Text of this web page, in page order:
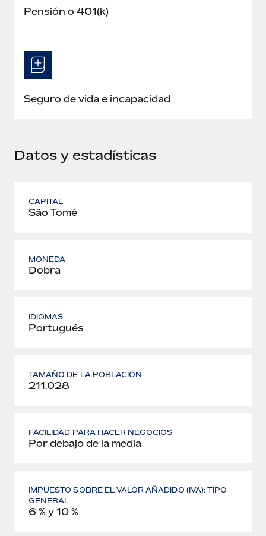
Pensión o 401(k)
Seguro de vida e incapacidad
Datos y estadísticas
CAPITAL
São Tomé
MONEDA
Dobra
IDIOMAS
Portugués
TAMAÑO DE LA POBLACIÓN
211.028
FACILIDAD PARA HACER NEGOCIOS
Por debajo de la media
IMPUESTO SOBRE EL VALOR AÑADIDO (IVA): TIPO
GENERAL
6 % y 10 %